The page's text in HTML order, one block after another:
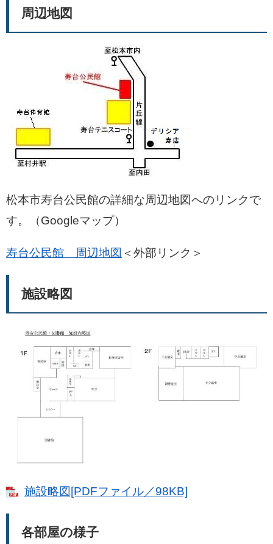
周辺地図
松本市寿台公民館の詳細な周辺地図へのリンクで
す。（Googleマップ）
寿台公民館 周辺地図 ＜外部リンク＞
施設略図
施設略図[PDFファイル／98KB]
各部屋の様子